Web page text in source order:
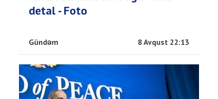
detal - Foto
Gündəm 8 Avqust 22:13